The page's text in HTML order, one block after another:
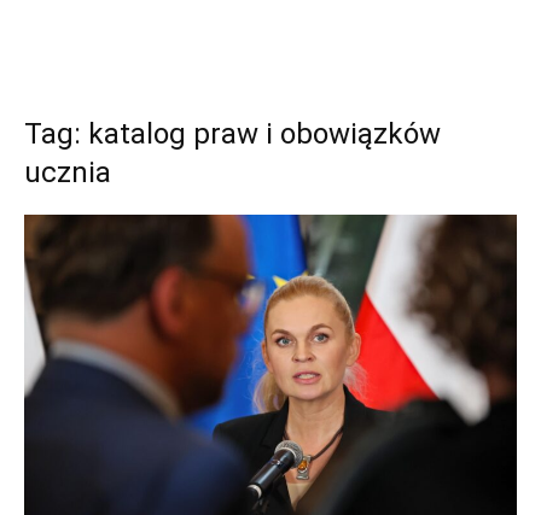
Tag: katalog praw i obowiązków
ucznia